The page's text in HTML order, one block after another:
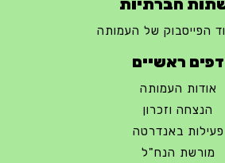
הפייסבוק של העמותה
דפים ראשיים
אודות העמותה
הנצחה וזכרון
פעילות באנדרטה
מורשת הנח"ל